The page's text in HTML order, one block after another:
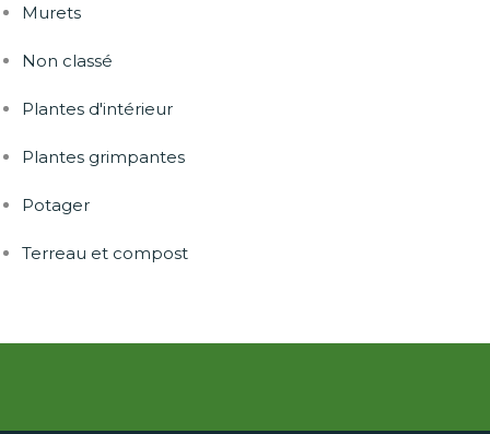
Murets
Non classé
Plantes d'intérieur
Plantes grimpantes
Potager
Terreau et compost